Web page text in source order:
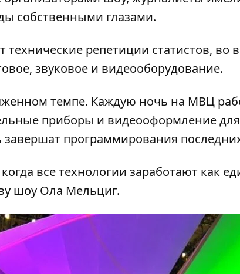
собственными глазами.
технические репетиции статистов, во
звуковое и видеооборудование.
темпе. Каждую ночь на МВЦ
приборы и видеооформление для
завершат программирования
все технологии заработают как
шоу Ола Мельциг.